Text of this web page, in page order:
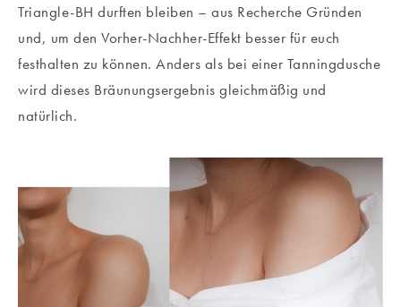
Triangle-BH durften bleiben – aus Recherche Gründen
und, um den Vorher-Nachher-Effekt besser für euch
festhalten zu können. Anders als bei einer Tanningdusche
wird dieses Bräunungsergebnis gleichmäßig und
natürlich.